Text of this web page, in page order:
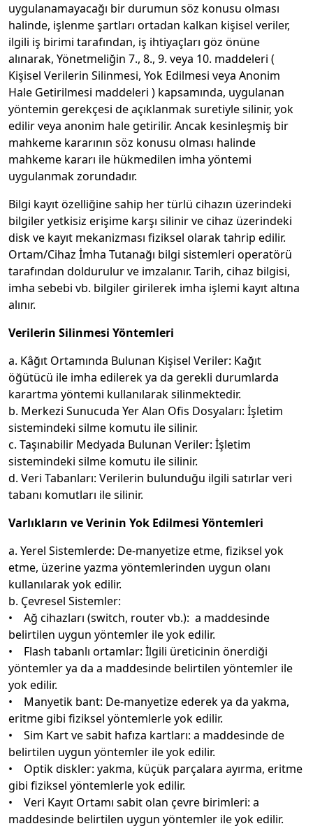
uygulanamayacağı bir durumun söz konusu olması
halinde, işlenme şartları ortadan kalkan kişisel veriler,
ilgili iş birimi tarafından, iş ihtiyaçları göz önüne
alınarak, Yönetmeliğin 7., 8., 9. veya 10. maddeleri (
Kişisel Verilerin Silinmesi, Yok Edilmesi veya Anonim
Hale Getirilmesi maddeleri ) kapsamında, uygulanan
yöntemin gerekçesi de açıklanmak suretiyle silinir, yok
edilir veya anonim hale getirilir. Ancak kesinleşmiş bir
mahkeme kararının söz konusu olması halinde
mahkeme kararı ile hükmedilen imha yöntemi
uygulanmak zorundadır.
Bilgi kayıt özelliğine sahip her türlü cihazın üzerindeki
bilgiler yetkisiz erişime karşı silinir ve cihaz üzerindeki
disk ve kayıt mekanizması fiziksel olarak tahrip edilir.
Ortam/Cihaz İmha Tutanağı bilgi sistemleri operatörü
tarafından doldurulur ve imzalanır. Tarih, cihaz bilgisi,
imha sebebi vb. bilgiler girilerek imha işlemi kayıt altına
alınır.
Verilerin Silinmesi Yöntemleri
a. Kâğıt Ortamında Bulunan Kişisel Veriler: Kağıt
öğütücü ile imha edilerek ya da gerekli durumlarda
karartma yöntemi kullanılarak silinmektedir.
b. Merkezi Sunucuda Yer Alan Ofis Dosyaları: İşletim
sistemindeki silme komutu ile silinir.
c. Taşınabilir Medyada Bulunan Veriler: İşletim
sistemindeki silme komutu ile silinir.
d. Veri Tabanları: Verilerin bulunduğu ilgili satırlar veri
tabanı komutları ile silinir.
Varlıkların ve Verinin Yok Edilmesi Yöntemleri
a. Yerel Sistemlerde: De-manyetize etme, fiziksel yok
etme, üzerine yazma yöntemlerinden uygun olanı
kullanılarak yok edilir.
b. Çevresel Sistemler:
• Ağ cihazları (switch, router vb.): a maddesinde
belirtilen uygun yöntemler ile yok edilir.
• Flash tabanlı ortamlar: İlgili üreticinin önerdiği
yöntemler ya da a maddesinde belirtilen yöntemler ile
yok edilir.
• Manyetik bant: De-manyetize ederek ya da yakma,
eritme gibi fiziksel yöntemlerle yok edilir.
• Sim Kart ve sabit hafıza kartları: a maddesinde de
belirtilen uygun yöntemler ile yok edilir.
• Optik diskler: yakma, küçük parçalara ayırma, eritme
gibi fiziksel yöntemlerle yok edilir.
• Veri Kayıt Ortamı sabit olan çevre birimleri: a
maddesinde belirtilen uygun yöntemler ile yok edilir.